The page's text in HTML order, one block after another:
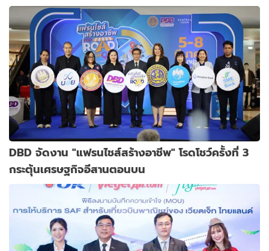
DBD จัดงาน "แฟรนไชส์สร้างอาชีพ" โรดโชว์ครั้งที่ 3
กระตุ้นเศรษฐกิจอีสานตอนบน